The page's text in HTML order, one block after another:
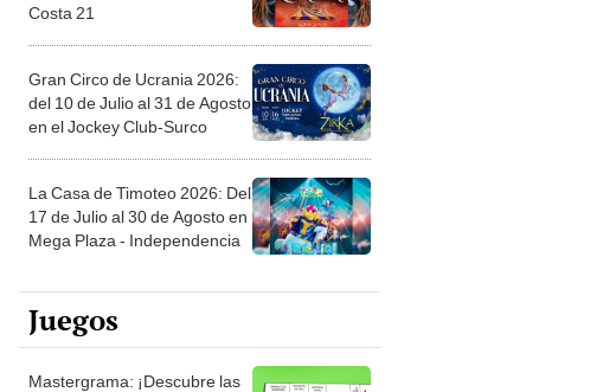
Costa 21
Gran Circo de Ucrania 2026:
del 10 de Julio al 31 de Agosto
en el Jockey Club-Surco
La Casa de Timoteo 2026: Del
17 de Julio al 30 de Agosto en
Mega Plaza - Independencia
Juegos
Mastergrama: ¡Descubre las